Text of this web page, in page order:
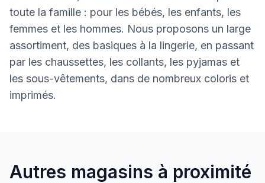
toute la famille : pour les bébés, les enfants, les
femmes et les hommes. Nous proposons un large
assortiment, des basiques à la lingerie, en passant
par les chaussettes, les collants, les pyjamas et
les sous-vêtements, dans de nombreux coloris et
imprimés.
Autres magasins à proximité